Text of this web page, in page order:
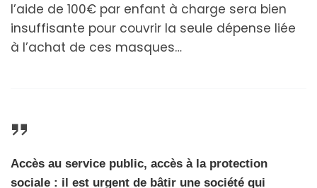
l’aide de 100€ par enfant à charge sera bien
insuffisante pour couvrir la seule dépense liée
à l’achat de ces masques…
Accès au service public, accès à la protection
sociale : il est urgent de bâtir une société qui